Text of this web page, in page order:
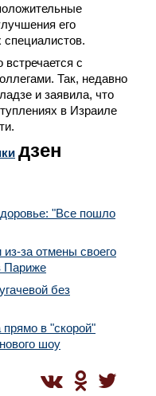
его
специалистов.
с
Так, недавно
и заявила, что
в Израиле
дзен
"Все пошло
за отмены своего
Париже
без
в "скорой"
шоу